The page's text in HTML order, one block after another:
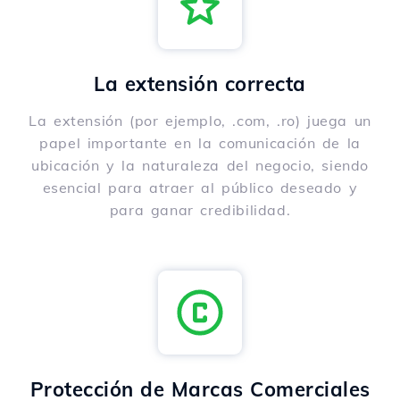
La extensión correcta
La extensión (por ejemplo, .com, .ro) juega un
papel importante en la comunicación de la
ubicación y la naturaleza del negocio, siendo
esencial para atraer al público deseado y
para ganar credibilidad.
Protección de Marcas Comerciales